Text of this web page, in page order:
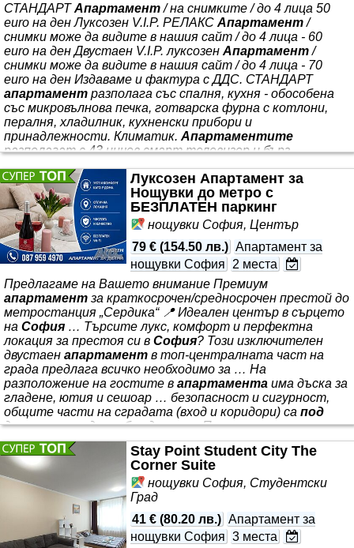
СТАНДАРТАпартамент/ на снимките / до 4 лица 50
euro на ден Луксозен V.I.P. РЕЛАКС Апартамент/
снимки може да видите в нашия сайт / до 4 лица - 60
euro на ден Двустаен V.I.P. луксозен Апартамент/
снимки може да видите в нашия сайт / до 4 лица - 70
euro на ден Издаваме и фактура с ДДС. СТАНДАРТ
апартамент разполага със спалня, кухня - обособена
със микровълнова печка, готварска фурна с котлони,
пералня, хладилник, кухненски прибори и
принадлежности. Климатик. Апартаментите
разполагат с 43 инчов смарт телевизор и бърз
напускане до 12 часа Луксозен Апартамент за
Нощувки до метро с
БЕЗПЛАТЕН паркинг
нощувки София, Център
79 € (154.50 лв.) Апартамент за
нощувки София
2 места
Предлагаме на Вашето внимание Премиум
апартамент за краткосрочен/средносрочен престой до
метростанция „Сердика“ 📍 Идеален център в сърцето
на София … Търсите лукс, комфорт и перфектна
локация за престоя си в София? Този изключителен
двустаен апартамент в топ-централната част на
града предлага всичко необходимо за … На
разположение на гостите в апартамента има дъска за
гладене, ютия и сешоар … безопасност и сигурност,
общите части на сградата (вход и коридори) са под
денонощно видеонаблюдение … Правила за
настаняване вАпартамента: Уважаеми гости, за да
осигурим вашия максимален комфорт и безопасност …
Тозиапартамент разполага с … .
Stay Point Student City The
Corner Suite
нощувки София, Студентски
Град
41 € (80.20 лв.) Апартамент за
нощувки София 3 места